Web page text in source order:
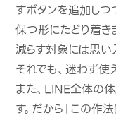
すボタンを追加しつ
保つ形にたどり着き
減らす対象には思い
それでも、迷わず使
また、LINE全体の
す。だから「この作